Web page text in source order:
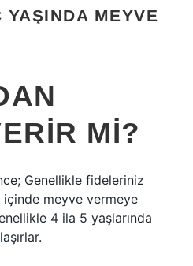
MEYVE
MI?
Genellikle fideleriniz
meyve vermeye
4 ila 5 yaşlarında